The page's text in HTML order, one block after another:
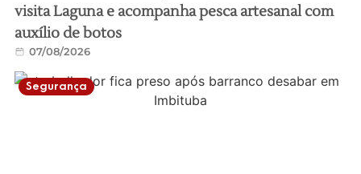
visita Laguna e acompanha pesca artesanal com
auxílio de botos
07/08/2026
Segurança